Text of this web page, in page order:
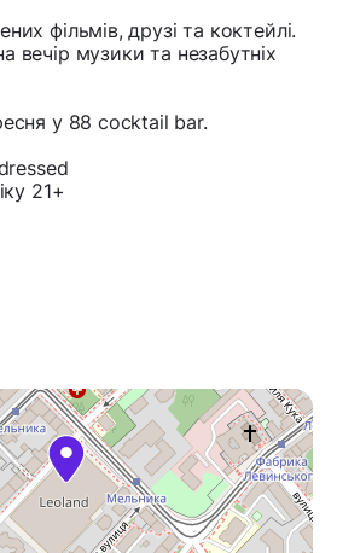
фільмів, друзі та коктейлі.
вечір музики та незабутніх
у 88 cocktail bar.
21+